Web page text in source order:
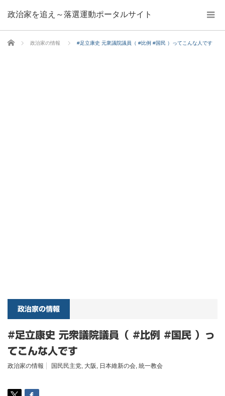
政治家を追え～落選運動ポータルサイト
ホーム 政治家の情報 #足立康史 元衆議院議員（ #比例 #国民 ）ってこんな人です
政治家の情報
#足立康史 元衆議院議員（ #比例 #国民 ）っ
てこんな人です
政治家の情報 国民民主党, 大阪 , 日本維新の会, 統一教会